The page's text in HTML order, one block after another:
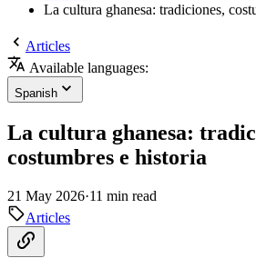
La cultura ghanesa: tradiciones,
Articles
Available languages:
Spanish
La cultura ghanesa:
costumbres e historia
21 May 2026·11 min read
Articles